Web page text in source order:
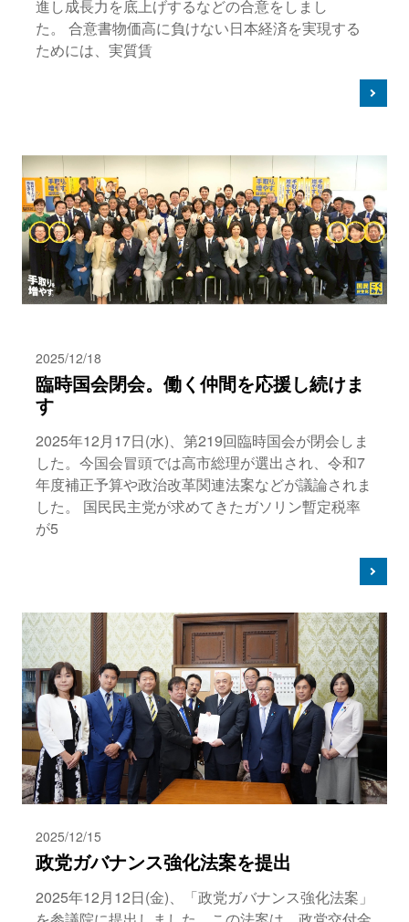
進し成長力を底上げするなどの合意をしまし
た。 合意書物価高に負けない日本経済を実現する
ためには、実質賃
2025/12/18
臨時国会閉会。働く仲間を応援し続けま
す
2025年12月17日(水)、第219回臨時国会が閉会しま
した。今国会冒頭では高市総理が選出され、令和7
年度補正予算や政治改革関連法案などが議論されま
した。 国民民主党が求めてきたガソリン暫定税率
が5
2025/12/15
政党ガバナンス強化法案を提出
2025年12月12日(金)、「政党ガバナンス強化法案」